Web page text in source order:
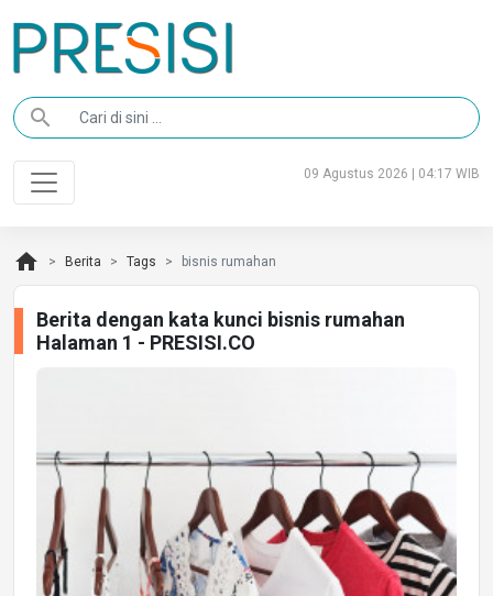
search
09 Agustus 2026 | 04:17 WIB
home Berita Tags bisnis rumahan
Berita dengan kata kunci bisnis rumahan
Halaman 1 - PRESISI.CO